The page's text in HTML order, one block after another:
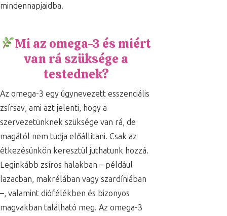
mindennapjaidba.
Mi az omega-3 és miért
van rá szüksége a
testednek?
Az omega-3 egy úgynevezett esszenciális
zsírsav, ami azt jelenti, hogy a
szervezetünknek szüksége van rá, de
magától nem tudja előállítani. Csak az
étkezésünkön keresztül juthatunk hozzá.
Leginkább zsíros halakban – például
lazacban, makrélában vagy szardíniában
–, valamint diófélékben és bizonyos
magvakban található meg. Az omega-3